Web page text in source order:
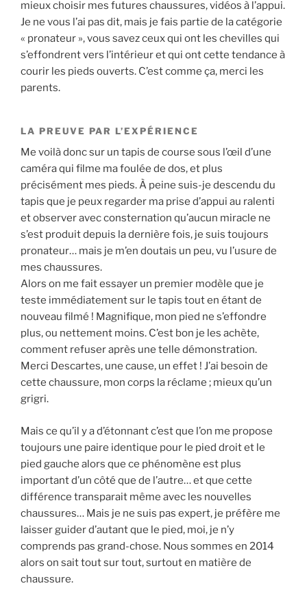
mieux choisir mes futures chaussures, vidéos à l’appui.
Je ne vous l’ai pas dit, mais je fais partie de la catégorie
« pronateur », vous savez ceux qui ont les chevilles qui
s’effondrent vers l’intérieur et qui ont cette tendance à
courir les pieds ouverts. C’est comme ça, merci les
parents.
LA PREUVE PAR L’EXPÉRIENCE
Me voilà donc sur un tapis de course sous l’œil d’une
caméra qui filme ma foulée de dos, et plus
précisément mes pieds. À peine suis-je descendu du
tapis que je peux regarder ma prise d’appui au ralenti
et observer avec consternation qu’aucun miracle ne
s’est produit depuis la dernière fois, je suis toujours
pronateur… mais je m’en doutais un peu, vu l’usure de
mes chaussures.
Alors on me fait essayer un premier modèle que je
teste immédiatement sur le tapis tout en étant de
nouveau filmé ! Magnifique, mon pied ne s’effondre
plus, ou nettement moins. C’est bon je les achète,
comment refuser après une telle démonstration.
Merci Descartes, une cause, un effet ! J’ai besoin de
cette chaussure, mon corps la réclame ; mieux qu’un
grigri.
Mais ce qu’il y a d’étonnant c’est que l’on me propose
toujours une paire identique pour le pied droit et le
pied gauche alors que ce phénomène est plus
important d’un côté que de l’autre… et que cette
différence transparait même avec les nouvelles
chaussures… Mais je ne suis pas expert, je préfère me
laisser guider d’autant que le pied, moi, je n’y
comprends pas grand-chose. Nous sommes en 2014
alors on sait tout sur tout, surtout en matière de
chaussure.